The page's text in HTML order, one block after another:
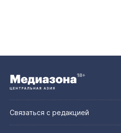
Связаться с редакцией